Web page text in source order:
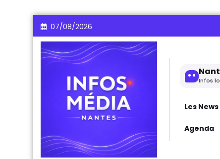
Aller
au
contenu
07/08/2026
Infos
Les News
Agenda